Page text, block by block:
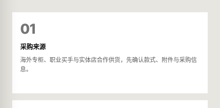
01
采购来源
海外专柜、职业买手与实体店合作供货，先确认款式、附件与采购信
息。